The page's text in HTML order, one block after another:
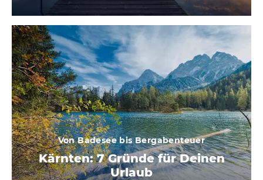
Von Badesee bis Bergabenteuer
Kärnten: 7 Gründe für Deinen
Urlaub